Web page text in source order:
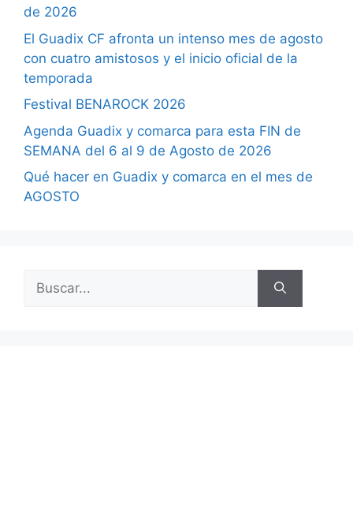
de 2026
El Guadix CF afronta un intenso mes de agosto
con cuatro amistosos y el inicio oficial de la
temporada
Festival BENAROCK 2026
Agenda Guadix y comarca para esta FIN de
SEMANA del 6 al 9 de Agosto de 2026
Qué hacer en Guadix y comarca en el mes de
AGOSTO
Buscar: